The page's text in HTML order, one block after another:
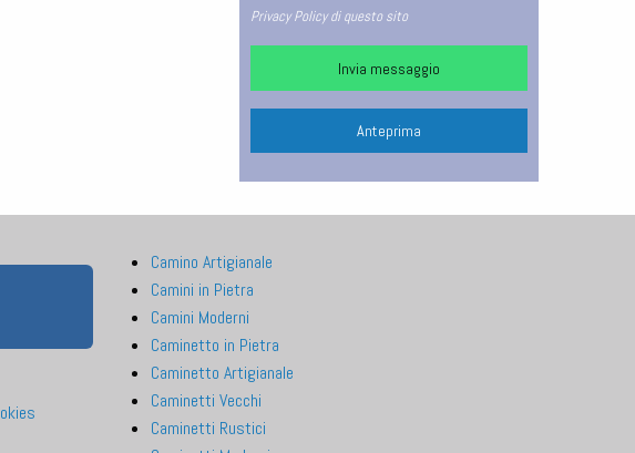
Privacy Policy di questo sito
Camino Artigianale
Camini in Pietra
Camini Moderni
Caminetto in Pietra
Caminetto Artigianale
Caminetti Vecchi
Caminetti Rustici